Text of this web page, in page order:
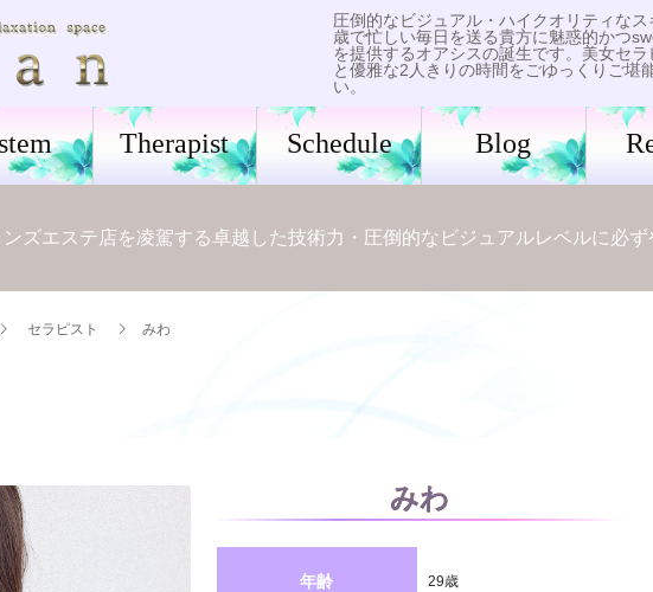
圧倒的なビジュアル・ハイクオリティなス
歳で忙しい毎日を送る貴方に魅惑的かつ
を提供するオアシスの誕生です。美女セラ
と優雅な2人きりの時間をごゆっくりご堪
い。
Therapist Schedule Blog
ズエステ店を凌駕する卓越した技術力・圧倒的なビジュアルレベルに必ず
セラピスト みわ
みわ
年齢 29歳